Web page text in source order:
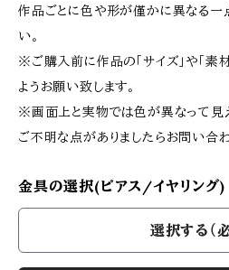
作品ごとに色や形が僅かに異なる一
い。
※ご購入前に作品の「サイズ」や「素
ようお願い致します。
※画面上と実物では色が異なって見
ご不明な点がありましたらお問い合
金具の選択(ピアス/イヤリング)
選択する（